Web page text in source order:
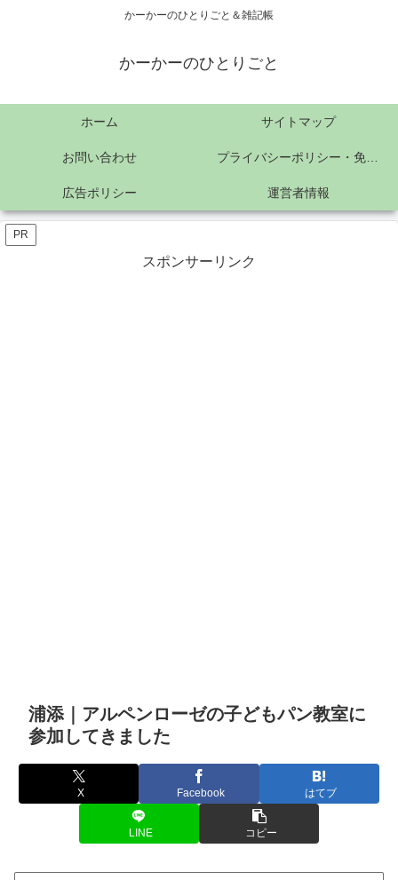
かーかーのひとりごと＆雑記帳
かーかーのひとりごと
ホーム サイトマップ
お問い合わせ プライバシーポリシー・免責事項
広告ポリシー 運営者情報
PR
スポンサーリンク
浦添｜アルペンローゼの子どもパン教室に
参加してきました
X Facebook はてブ
LINE コピー